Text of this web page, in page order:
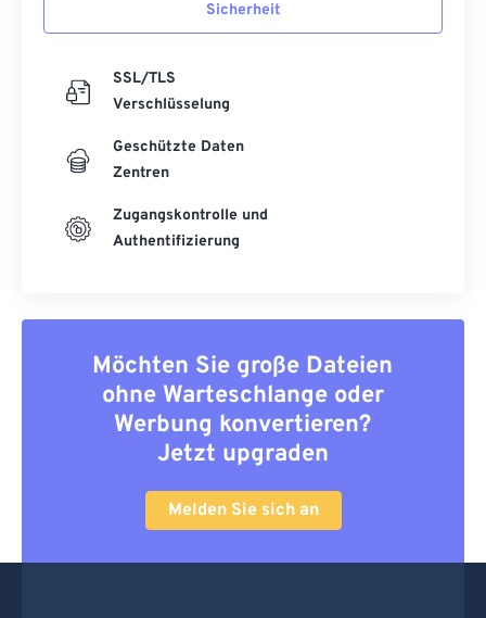
Sicherheit
SSL/TLS
Verschlüsselung
Geschützte Daten
Zentren
Zugangskontrolle und
Authentifizierung
Möchten Sie große Dateien
ohne Warteschlange oder
Werbung konvertieren?
Jetzt upgraden
Melden Sie sich an